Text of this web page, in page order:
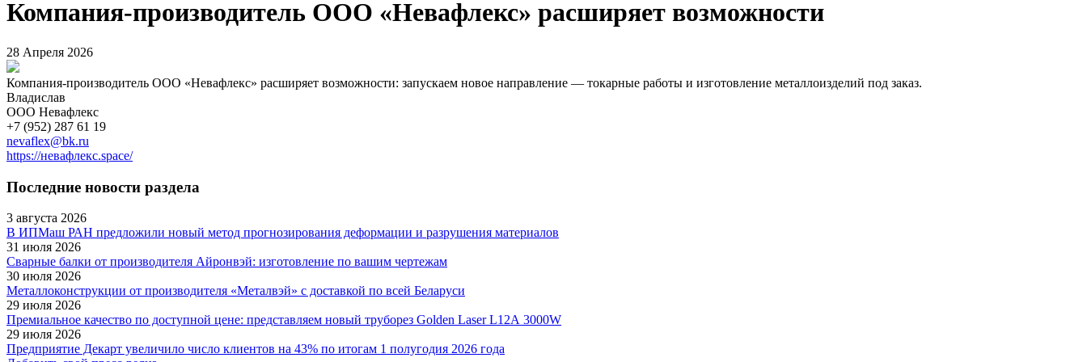
Компания-производитель ООО «Невафлекс» расширяет возможности
28 Апреля 2026
Компания-производитель ООО «Невафлекс» расширяет возможности: запускаем новое направление — токарные работы и изготовление металлоизделий под заказ.
Владислав
ООО Невафлекс
+7 (952) 287 61 19
nevaflex@bk.ru
https://невафлекс.space/
Последние новости раздела
3 августа 2026
В ИПМаш РАН предложили новый метод прогнозирования деформации и разрушения материалов
31 июля 2026
Сварные балки от производителя Айронвэй: изготовление по вашим чертежам
30 июля 2026
Металлоконструкции от производителя «Металвэй» с доставкой по всей Беларуси
29 июля 2026
Премиальное качество по доступной цене: представляем новый труборез Golden Laser L12А 3000W
29 июля 2026
Предприятие Декарт увеличило число клиентов на 43% по итогам 1 полугодия 2026 года